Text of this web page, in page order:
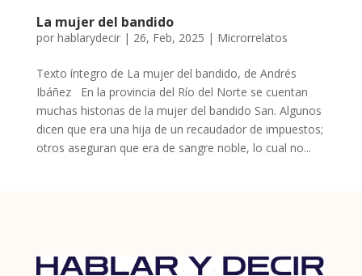
La mujer del bandido
por hablarydecir| 26, Feb, 2025 | Microrrelatos
Texto íntegro de La mujer del bandido, de Andrés
Ibáñez En la provincia del Río del Norte se cuentan
muchas historias de la mujer del bandido San. Algunos
dicen que era una hija de un recaudador de impuestos;
otros aseguran que era de sangre noble, lo cual no...